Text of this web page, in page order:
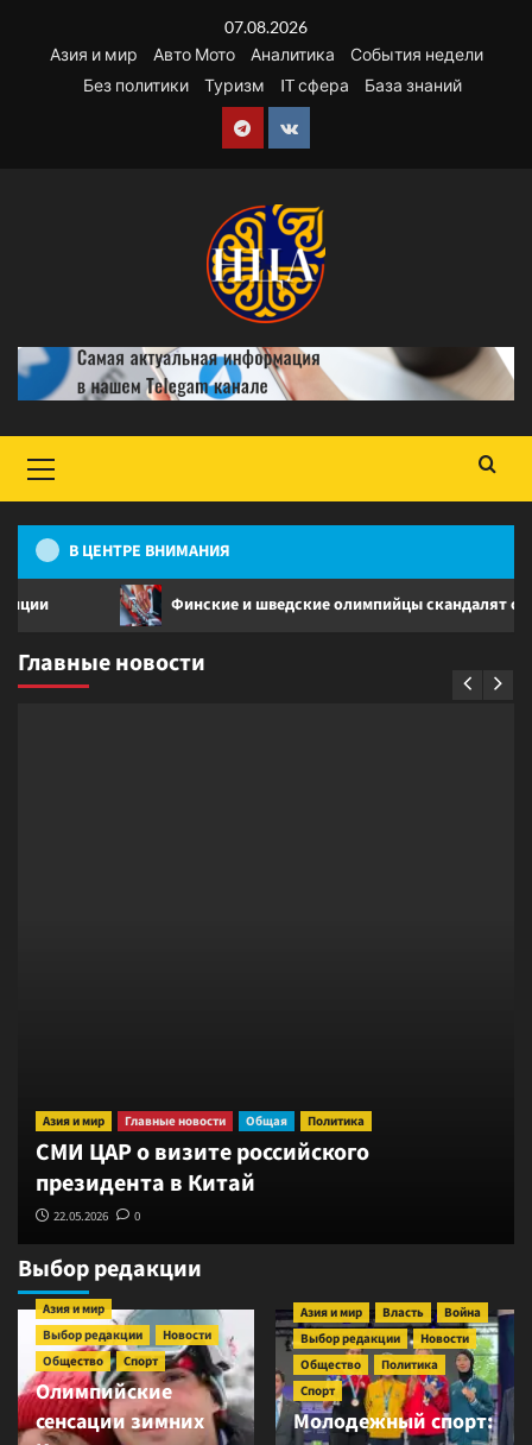
содержимому
07.08.2026
Азия и мир
Авто Мото Аналитика
События недели
Без политики
Туризм IT сфера База знаний
Telegram
VK
меню
В ЦЕНТРЕ ВНИМАНИЯ
Финские и шведские олимпийцы скандалят с
Главные новости
Азия и мир Главные новости Общая Политика
СМИ ЦАР о визите российского
президента в Китай
22.05.2026 0
Выбор редакции
Азия и мир
Выбор редакции
Новости
Общество
Спорт
Олимпийские
сенсации зимних
Азия и мир Власть
Война
Выбор редакции
Новости
Общество
Политика
Спорт
Молодежный спорт: